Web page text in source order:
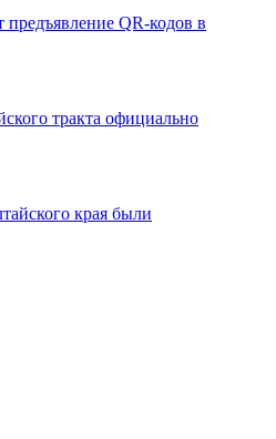
QR-кодов в
тракта официально
края были